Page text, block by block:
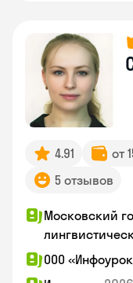
4.91 от
5 отзывов
Московский
ООО